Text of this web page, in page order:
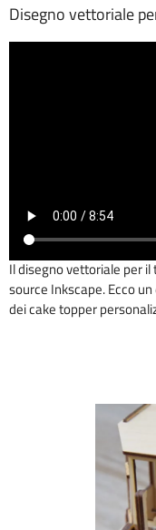
Disegno vettoriale
Il disegno vettoriale per
source Inkscape. Ecco
dei cake topper